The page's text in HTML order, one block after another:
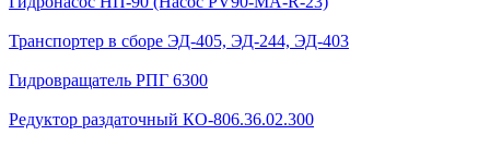
Транспортер в сборе ЭД-405, ЭД-244, ЭД-403
Гидровращатель РПГ 6300
Редуктор раздаточный КО-806.36.02.300